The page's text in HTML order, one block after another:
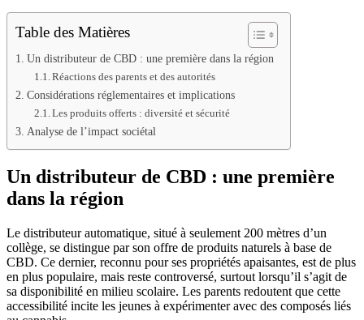
Table des Matières
Un distributeur de CBD : une première dans la région
Réactions des parents et des autorités
Considérations réglementaires et implications
Les produits offerts : diversité et sécurité
Analyse de l’impact sociétal
Un distributeur de CBD : une première
dans la région
Le distributeur automatique, situé à seulement 200 mètres d’un
collège, se distingue par son offre de produits naturels à base de
CBD. Ce dernier, reconnu pour ses propriétés apaisantes, est de plus
en plus populaire, mais reste controversé, surtout lorsqu’il s’agit de
sa disponibilité en milieu scolaire. Les parents redoutent que cette
accessibilité incite les jeunes à expérimenter avec des composés liés